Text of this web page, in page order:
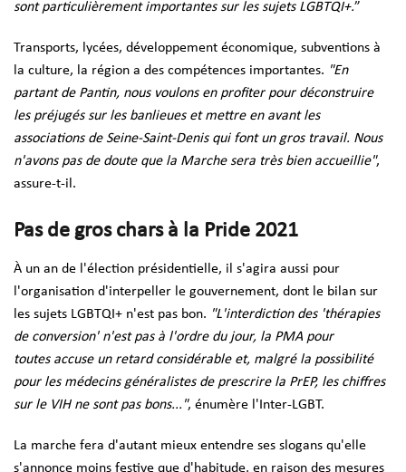
sont particulièrement importantes sur les sujets LGBTQI+.”
Transports, lycées, développement économique, subventions à
la culture, la région a des compétences importantes. "En
partant de Pantin, nous voulons en profiter pour déconstruire
les préjugés sur les banlieues et mettre en avant les
associations de Seine-Saint-Denis qui font un gros travail. Nous
n'avons pas de doute que la Marche sera très bien accueillie",
assure-t-il.
Pas de gros chars à la Pride 2021
À un an de l'élection présidentielle, il s'agira aussi pour
l'organisation d'interpeller le gouvernement, dont le bilan sur
les sujets LGBTQI+ n'est pas bon. "L'interdiction des 'thérapies
de conversion' n'est pas à l'ordre du jour, la PMA pour
toutes accuse un retard considérable et, malgré la possibilité
pour les médecins généralistes de prescrire la PrEP, les chiffres
sur le VIH ne sont pas bons...", énumère l'Inter-LGBT.
La marche fera d'autant mieux entendre ses slogans qu'elle
s'annonce moins festive que d'habitude, en raison des mesures